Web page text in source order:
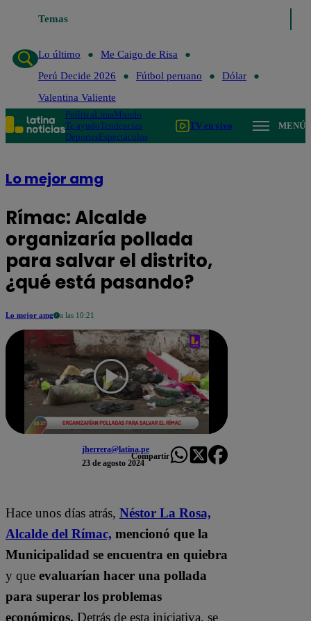
Temas
Lo último
Me Caigo de Risa
Perú Decide 2026
Fútbol peruano
Dólar
Valentina Valiente
PolíticaLimaMundo
Te ayudoTendencias
DeportesEspectáculos
TV en vivo MENÚ
Lo mejor amg
Rímac: Alcalde
organizaría pollada
para salvar el distrito,
¿qué está pasando?
Lo mejor amg a las 10:21
jherrera@latina.pe
23 de agosto 2024
Compartir
Hace unos días atrás, Néstor La Rosa,
Alcalde del Rímac, mencionó que la
Municipalidad se encuentra en quiebra
y que evaluarían hacer una pollada
para superar los problemas
económicos. Detrás de esta iniciativa, se